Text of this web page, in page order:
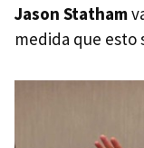
Jason Statham
medida que esto